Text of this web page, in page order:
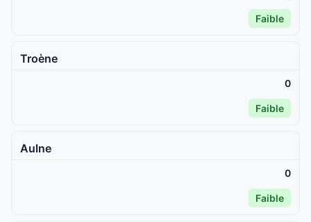
Faible
Troène
0
Faible
Aulne
0
Faible